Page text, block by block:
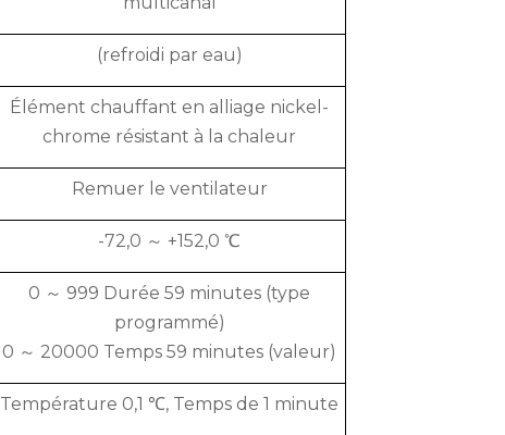
(refroidi par eau)
Élément chauffant en alliage nickel-
chrome résistant à la chaleur
Remuer le ventilateur
-72,0 ～ +152,0 ℃
0 ～ 999 Durée 59 minutes (type
programmé)
0 ～ 20000 Temps 59 minutes (valeur)
Température 0,1 ℃, Temps de 1 minute